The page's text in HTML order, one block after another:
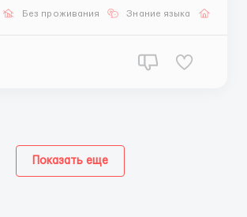
для себя условиях. 2. Гибкий
Без проживания Знание языка
Показать еще